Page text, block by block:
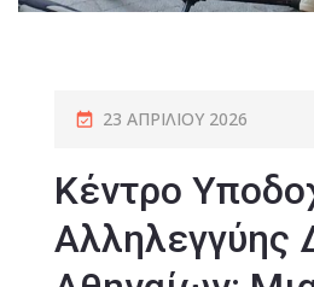
23 ΑΠΡΙΛΊΟΥ 2026
Κέντρο
Αλληλεγγύης